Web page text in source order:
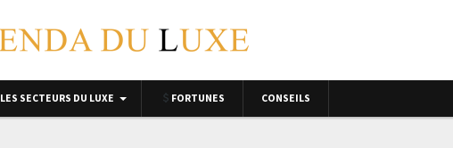
LES SECTEURS DU LUXE FORTUNES CONSEILS